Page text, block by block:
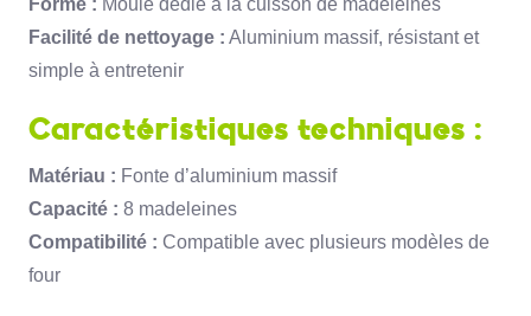
Facilité de nettoyage : Aluminium massif, résistant et
simple à entretenir
Caractéristiques techniques :
Matériau : Fonte d’aluminium massif
Capacité : 8 madeleines
Compatibilité : Compatible avec plusieurs modèles de
four